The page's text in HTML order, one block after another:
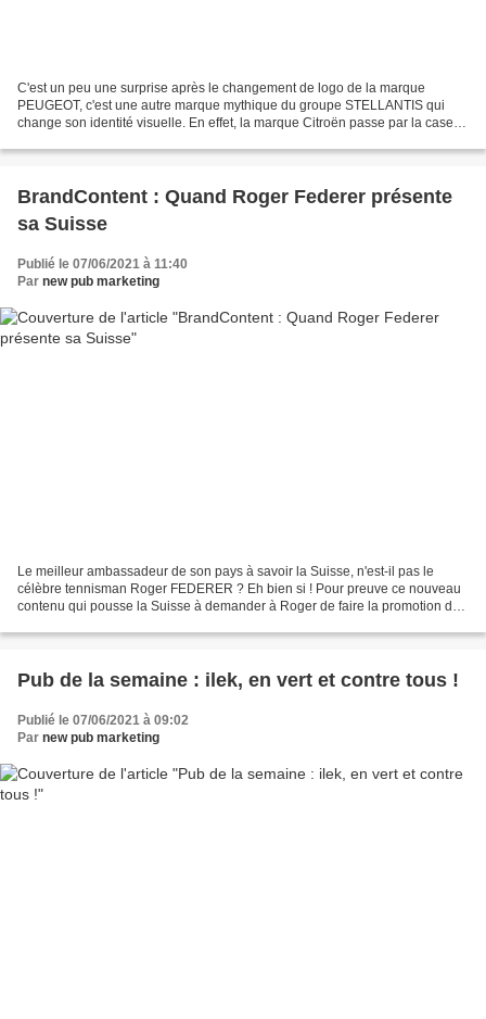
C'est un peu une surprise après le changement de logo de la marque
PEUGEOT, c'est une autre marque mythique du groupe STELLANTIS qui
change son identité visuelle. En effet, la marque Citroën passe par la case
BrandContent : Quand Roger Federer présente
sa Suisse
Publié le 07/06/2021 à 11:40
Par new pub marketing
Le meilleur ambassadeur de son pays à savoir la Suisse, n'est-il pas le
célèbre tennisman Roger FEDERER ? Eh bien si ! Pour preuve ce nouveau
contenu qui pousse la Suisse à demander à Roger de faire la promotion de
Pub de la semaine : ilek, en vert et contre tous !
Publié le 07/06/2021 à 09:02
Par new pub marketing